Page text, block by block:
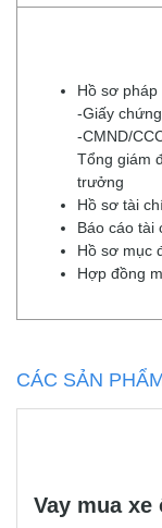
Hồ sơ pháp
-Giấy
-CMND/
Tổng giám
trưởng
Hồ sơ tài
Báo cáo tài
Hồ sơ mục
Hợp đồng
CÁC SẢN
Vay mua xe